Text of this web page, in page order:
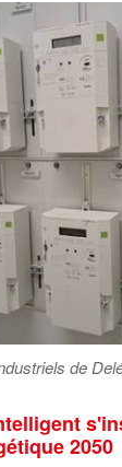
de
2050